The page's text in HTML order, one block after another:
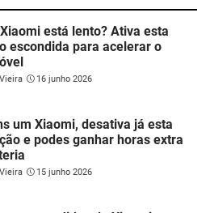
está lento? Ativa esta
escondida para acelerar o
16 junho 2026
um Xiaomi, desativa já esta
e podes ganhar horas extra
15 junho 2026